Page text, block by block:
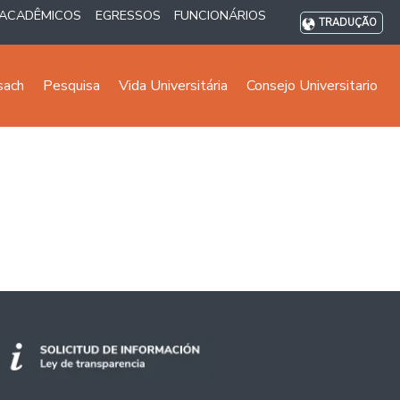
EGRESSOS FUNCIONÁRIOS TRADUÇÃO
Pesquisa Vida Universitária Consejo Universitario